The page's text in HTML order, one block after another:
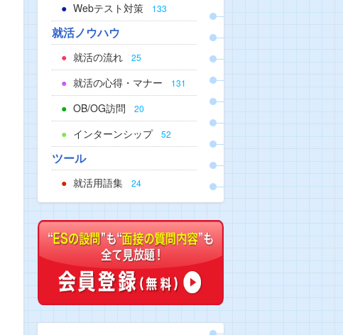
Webテスト対策 133
就活ノウハウ
就活の流れ 25
就活の心得・マナー 131
OB/OG訪問 20
インターンシップ 52
ツール
就活用語集 24